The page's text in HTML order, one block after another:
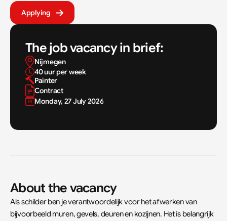
Applying
The job vacancy in brief:
Nijmegen
40 uur per week
Painter
Contract
Monday, 27 July 2026
About the vacancy
Als schilder ben je verantwoordelijk voor het afwerken van
bijvoorbeeld muren, gevels, deuren en kozijnen. Het is belangrijk